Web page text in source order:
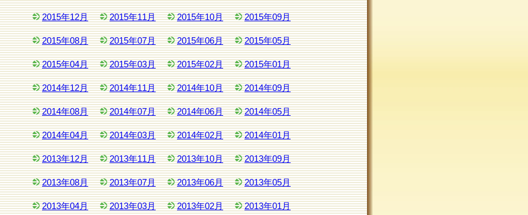
2015年12月 2015年11月 2015年10月 2015年09月
2015年08月 2015年07月 2015年06月 2015年05月
2015年04月 2015年03月 2015年02月 2015年01月
2014年12月 2014年11月 2014年10月 2014年09月
2014年08月 2014年07月 2014年06月 2014年05月
2014年04月 2014年03月 2014年02月 2014年01月
2013年12月 2013年11月 2013年10月 2013年09月
2013年08月 2013年07月 2013年06月 2013年05月
2013年04月 2013年03月 2013年02月 2013年01月